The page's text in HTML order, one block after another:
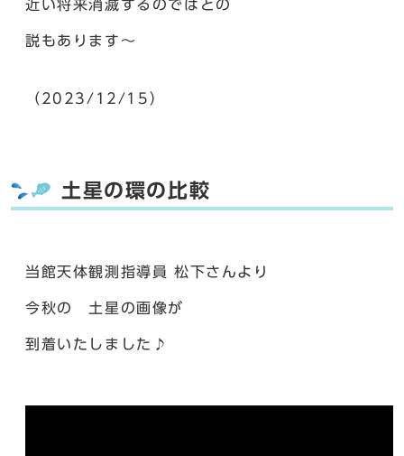
近い将来消滅するのではとの
説もあります～
（2023/12/15）
土星の環の比較
当館天体観測指導員 松下さんより
今秋の 土星の画像が
到着いたしました♪